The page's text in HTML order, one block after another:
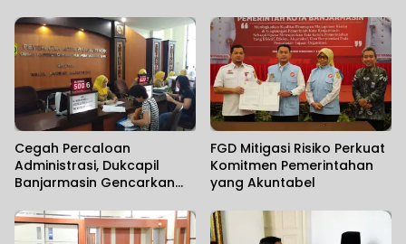
Maraknya Pencurian
Fasilitas Umum
Cegah Percaloan
Administrasi, Dukcapil
Banjarmasin Gencarkan
Berurusan kepada
Masyarakat
FGD Mitigasi Risiko Perkuat
Komitmen Pemerintahan
yang Akuntabel